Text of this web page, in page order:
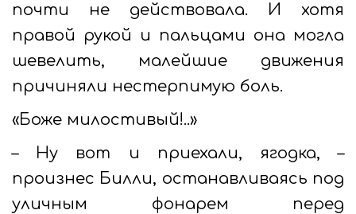
почти не действовала. И хотя
правой рукой и пальцами она могла
шевелить, малейшие движения
причиняли нестерпимую боль.
«Боже милостивый!..»
– Ну вот и приехали, ягодка, –
произнес Билли, останавливаясь под
уличным фонарем перед